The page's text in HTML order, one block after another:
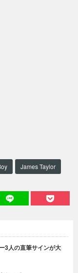
James Taylor
3人の直筆サインが大